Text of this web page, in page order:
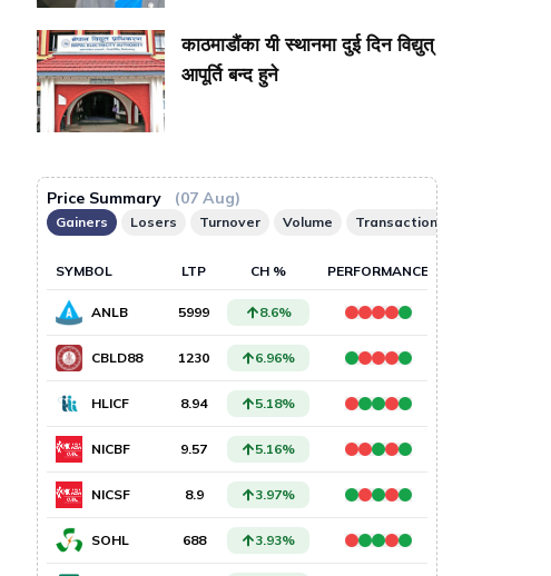
काठमाडौंका यी स्थानमा दुई दिन विद्युत्
आपूर्ति बन्द हुने